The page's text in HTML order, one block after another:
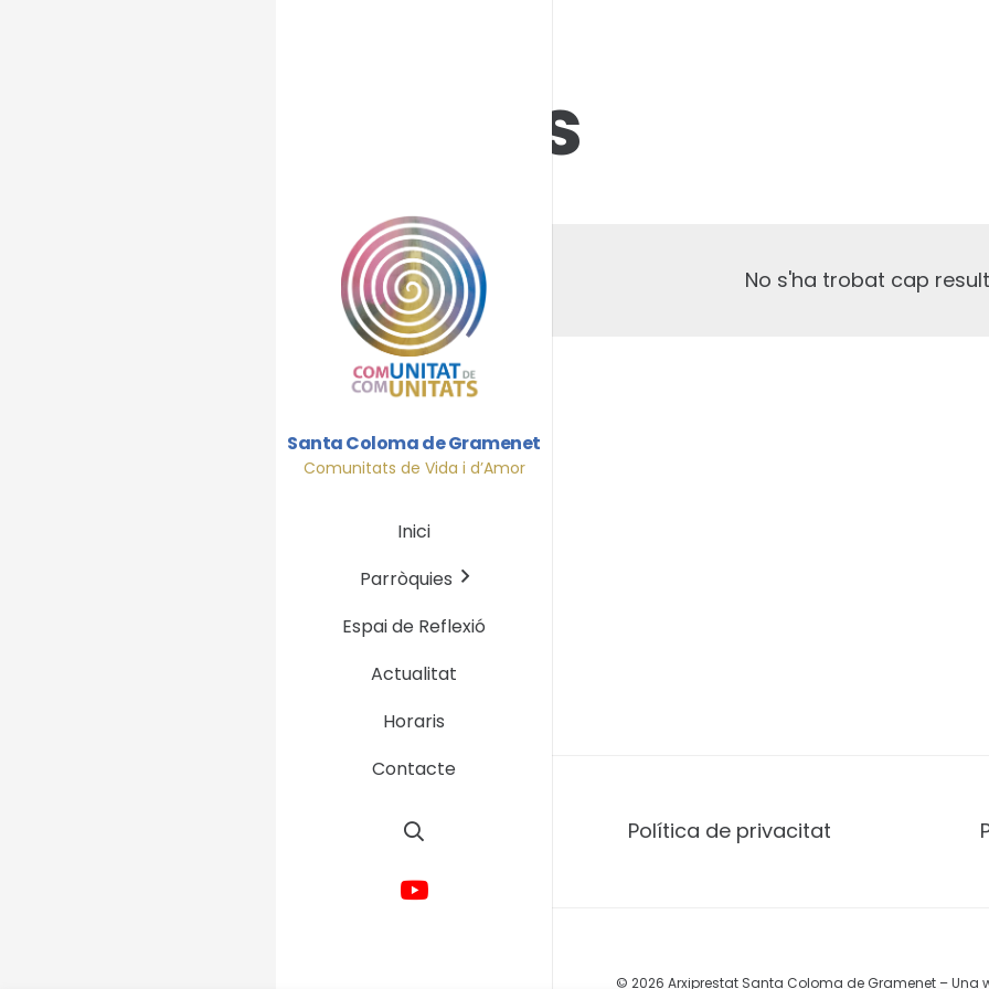
Santa Coloma de Gramenet
Comunitats de Vida i d’Amor
Inici
Parròquies
Espai de Reflexió
Actualitat
Horaris
Contacte
ramos
No s'ha trobat cap
Avís Legal Política de privacitat
© 2026 Arxiprestat Santa Coloma de Gramenet – Una